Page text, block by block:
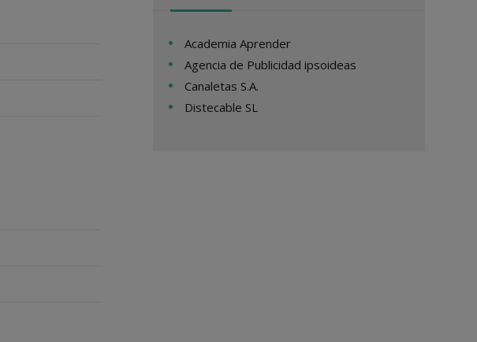
Academia Aprender
Agencia de Publicidad ipsoideas
Canaletas S.A.
Distecable SL